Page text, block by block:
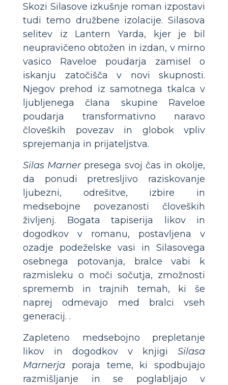
Skozi Silasove izkušnje roman izpostavi
tudi temo družbene izolacije. Silasova
selitev iz Lantern Yarda, kjer je bil
neupravičeno obtožen in izdan, v mirno
vasico Raveloe poudarja zamisel o
iskanju zatočišča v novi skupnosti.
Njegov prehod iz samotnega tkalca v
ljubljenega člana skupine Raveloe
poudarja transformativno naravo
človeških povezav in globok vpliv
sprejemanja in prijateljstva.
Silas Marnerpresega svoj čas in okolje,
da ponudi pretresljivo raziskovanje
ljubezni, odrešitve, izbire in
medsebojne povezanosti človeških
življenj. Bogata tapiserija likov in
dogodkov v romanu, postavljena v
ozadje podeželske vasi in Silasovega
osebnega potovanja, bralce vabi k
razmisleku o moči sočutja, zmožnosti
sprememb in trajnih temah, ki še
naprej odmevajo med bralci vseh
generacij. .
Zapleteno medsebojno prepletanje
likov in dogodkov v knjigi Silasa
Marnerja poraja teme, ki spodbujajo
razmišljanje in se poglabljajo v